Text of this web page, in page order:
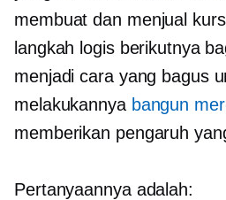
membuat dan menjual
langkah logis berikutnya
menjadi cara yang bagus
melakukannya bangun
memberikan pengaruh
Pertanyaannya adalah: